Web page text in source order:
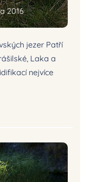
2016
jezer Patří
Laka a
nejvíce